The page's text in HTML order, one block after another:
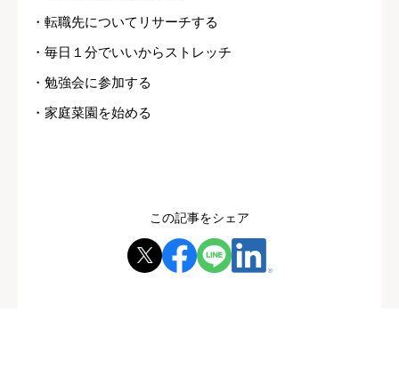
・転職先についてリサーチする
・毎日１分でいいからストレッチ
・勉強会に参加する
・家庭菜園を始める
この記事をシェア